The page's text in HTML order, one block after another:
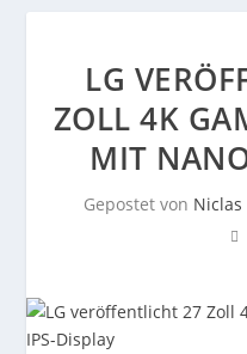
LG
ZOLL 4K
MIT
Gepostet von Niclas